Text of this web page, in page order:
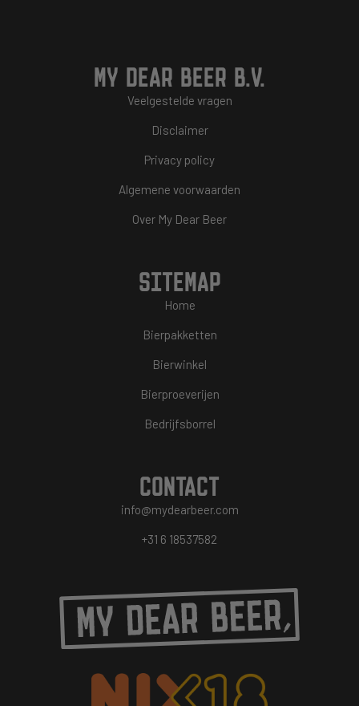
MY DEAR BEER B.V.
Veelgestelde vragen
Disclaimer
Privacy policy
Algemene voorwaarden
Over My Dear Beer
SITEMAP
Home
Bierpakketten
Bierwinkel
Bierproeverijen
Bedrijfsborrel
CONTACT
info@mydearbeer.com
+31 6 18537582